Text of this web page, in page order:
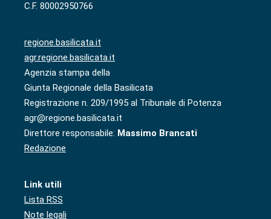
C.F. 80002950766
regione.basilicata.it
agr.regione.basilicata.it
Agenzia stampa della
Giunta Regionale della Basilicata
Registrazione n. 209/1995 al Tribunale di Potenza
agr@regione.basilicata.it
Direttore responsabile: Massimo Brancati
Redazione
Link utili
Lista RSS
Note legali